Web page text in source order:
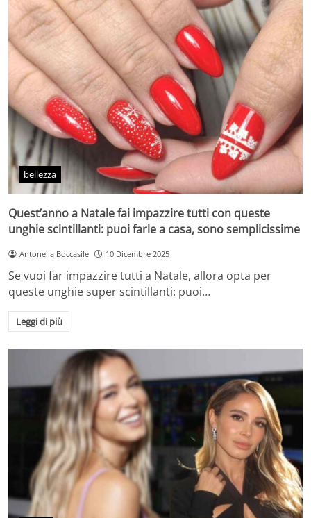
bellezza
Quest’anno a Natale fai impazzire tutti con queste
unghie scintillanti: puoi farle a casa, sono semplicissime
Antonella Boccasile 10 Dicembre 2025
Se vuoi far impazzire tutti a Natale, allora opta per
queste unghie super scintillanti: puoi…
Leggi di più